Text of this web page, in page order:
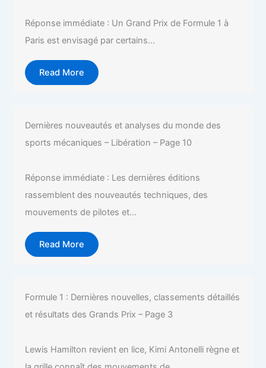
Réponse immédiate : Un Grand Prix de Formule 1 à
Paris est envisagé par certains...
Read More
Dernières nouveautés et analyses du monde des
sports mécaniques – Libération – Page 10
Réponse immédiate : Les dernières éditions
rassemblent des nouveautés techniques, des
mouvements de pilotes et...
Read More
Formule 1 : Dernières nouvelles, classements détaillés
et résultats des Grands Prix – Page 3
Lewis Hamilton revient en lice, Kimi Antonelli règne et